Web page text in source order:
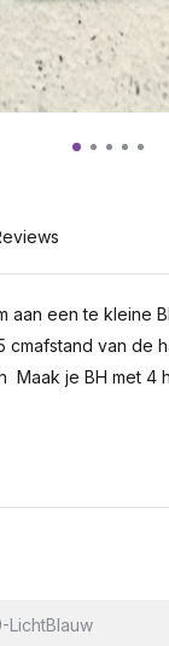
een te kleine
van de
je BH met 4
LichtBlauw